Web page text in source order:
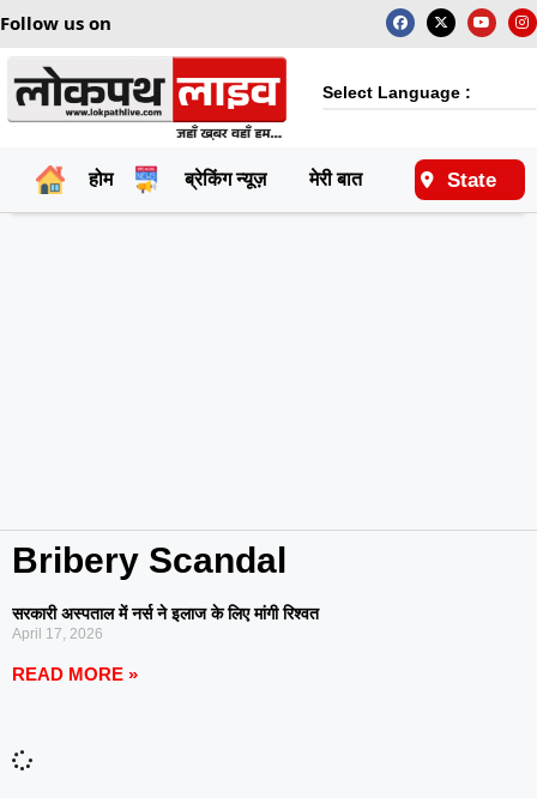
Follow us on
Select Language :
होम ब्रेकिंग न्यूज़ मेरी बात राष्ट्रीय
State
Bribery Scandal
सरकारी अस्पताल में नर्स ने इलाज के लिए मांगी रिश्वत
April 17, 2026
READ MORE »